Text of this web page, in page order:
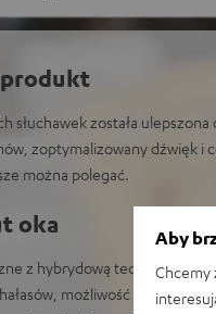
słuchawek została
zoptymalizowany dźwięk i
można polegać.
oka
z hybrydową technologią
możliwość wyboru
Aby
Chcemy